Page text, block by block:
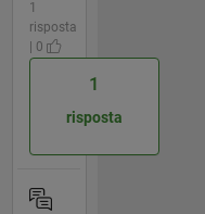
1
risposta
| 0
1
risposta